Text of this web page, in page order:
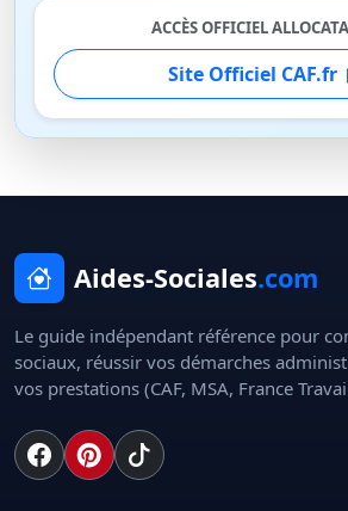
ACCÈS OFFICIEL
Site Officiel CAF.fr
Aides-Sociales.com
Le guide indépendant référence pour
sociaux, réussir vos démarches
vos prestations (CAF, MSA, France